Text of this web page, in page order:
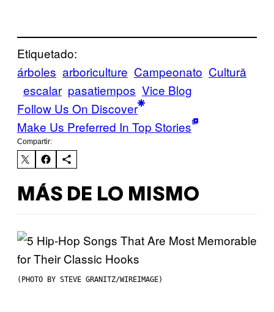
Etiquetado:
árboles arboriculture Campeonato Cultură
escalar pasatiempos Vice Blog
Follow Us On Discover
Make Us Preferred In Top Stories
Compartir:
MÁS DE LO MISMO
(PHOTO BY STEVE GRANITZ/WIREIMAGE)